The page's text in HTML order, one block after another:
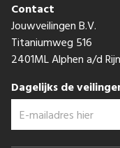
Contact
Jouwveilingen B.V.
Titaniumweg 516
2401ML Alphen a/d Rijn
Dagelijks de